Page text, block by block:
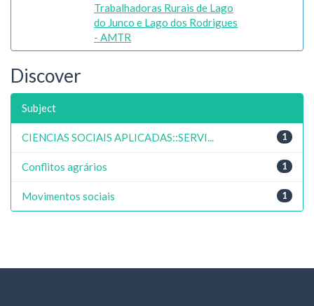
Trabalhadoras Rurais de Lago
do Junco e Lago dos Rodrigues
- AMTR
Discover
Subject
1
CIENCIAS SOCIAIS APLICADAS::SERVI...
1
Conflitos agrários
1
Movimentos sociais